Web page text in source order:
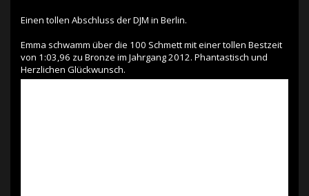
Einen tollen Abschluss der DJM in Berlin.
Emma schwamm über die 100 Schmett mit einer tollen Bestzeit
von 1:03,96 zu Bronze im Jahrgang 2012. Phantastisch und
Herzlichen Glückwunsch.